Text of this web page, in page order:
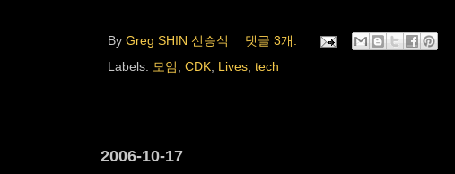
By Greg SHIN 신승식
댓글 3개:
Labels: 모임, CDK, Lives, tech
2006-10-17